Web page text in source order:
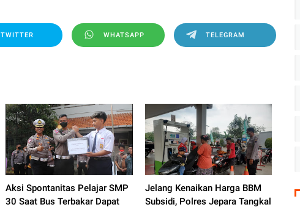
TWITTER WHATSAPP TELEGRAM
Aksi Spontanitas Pelajar SMP
30 Saat Bus Terbakar Dapat
Jelang Kenaikan Harga BBM
Subsidi, Polres Jepara Tangkal